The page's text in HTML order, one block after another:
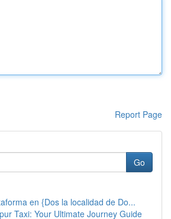
Report Page
Go
en {Dos la localidad de Do...
Taxi: Your Ultimate Journey Guide